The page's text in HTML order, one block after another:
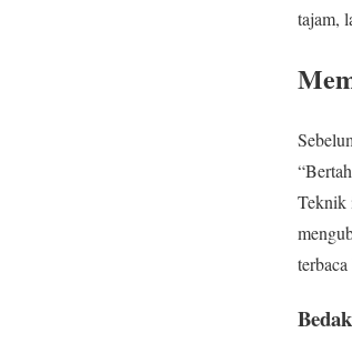
tajam,
Teknik